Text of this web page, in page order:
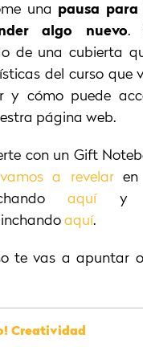
una pausa
algo nuevo.
de una cubierta
del curso que
y cómo puede
página web.
con un Gift
a revelar
aquíy
aquí.
te vas a apuntar
Creatividad